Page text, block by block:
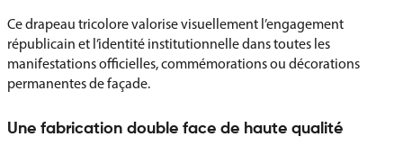
Ce drapeau tricolore valorise visuellement l’engagement
républicain et l’identité institutionnelle dans toutes les
manifestations officielles, commémorations ou décorations
permanentes de façade.
Une fabrication double face de haute qualité